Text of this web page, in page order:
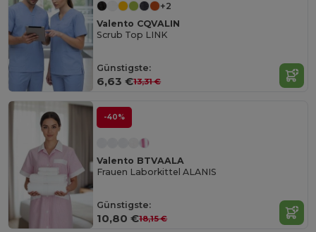
+2
Valento CQVALIN
Scrub Top LINK
Günstigste:
6,63 €13,31 €
-40%
Valento BTVAALA
Frauen Laborkittel ALANIS
Günstigste:
10,80 €18,15 €